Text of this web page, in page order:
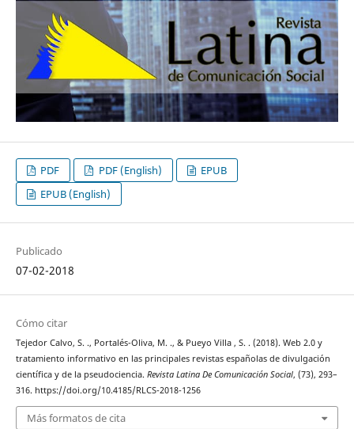
PDF PDF (English)
EPUB
EPUB (English)
Publicado
07-02-2018
Cómo citar
Tejedor Calvo, S. ., Portalés-Oliva, M. ., & Pueyo Villa , S. . (2018). Web 2.0 y
tratamiento informativo en las principales revistas españolas de divulgación
científica y de la pseudociencia. Revista Latina De Comunicación Social, (73), 293–
316. https://doi.org/10.4185/RLCS-2018-1256
Más formatos de cita